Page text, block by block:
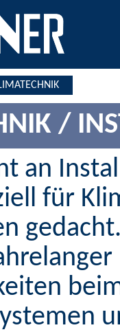
/
an
für